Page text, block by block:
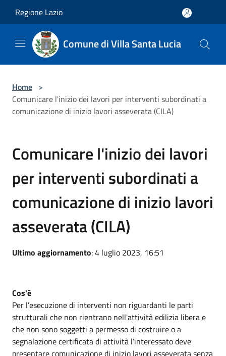
Regione Lazio
Comune di Villa Santa Lucia
Home >
Comunicare l'inizio dei lavori per interventi subordinati a
comunicazione di inizio lavori asseverata (CILA)
Comunicare l'inizio dei lavori
per interventi subordinati a
comunicazione di inizio lavori
asseverata (CILA)
Ultimo aggiornamento: 4 luglio 2023, 16:51
Cos'è
Per l’esecuzione di interventi non riguardanti le parti
strutturali che non rientrano nell'attività edilizia libera e
che non sono soggetti a permesso di costruire o a
segnalazione certificata di attività l’interessato deve
presentare comunicazione di inizio lavori asseverata senza